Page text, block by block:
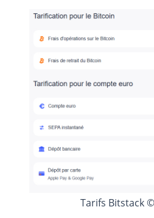
Tarifs Bitstack